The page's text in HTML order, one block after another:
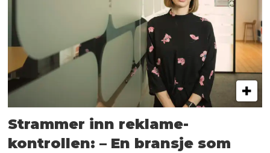
Strammer inn reklame-
kontrollen: – En bransje som